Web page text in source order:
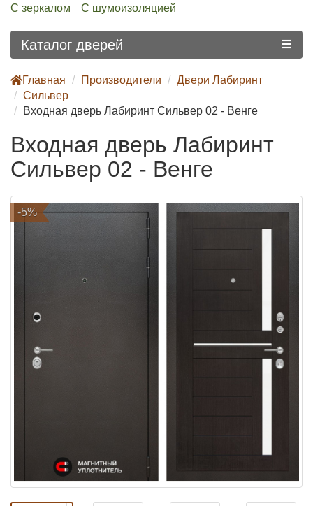
С зеркалом С шумоизоляцией
Каталог дверей
Главная Производители
Двери Лабиринт
Сильвер
Входная дверь Лабиринт Сильвер 02 - Венге
Входная дверь Лабиринт
Сильвер 02 - Венге
-5%